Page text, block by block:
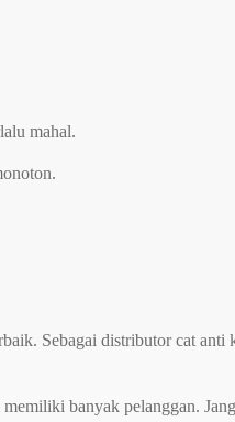
mahal.
Sebagai distributor cat
banyak pelanggan.